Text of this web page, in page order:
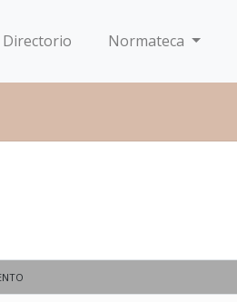
Directorio Normateca